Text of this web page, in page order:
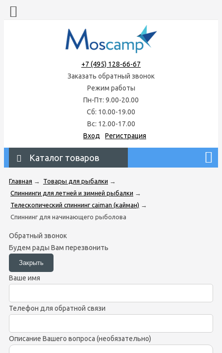
+7 (495) 128-66-67
Заказать обратный звонок
Режим работы
Пн-Пт: 9.00-20.00
Сб: 10.00-19.00
Вс: 12.00-17.00
Вход
Регистрация
Каталог товаров
Главная → Товары для рыбалки →
Спиннинги для летней и зимней рыбалки →
Телескопический спиннинг caiman (кайман) →
Спиннинг для начинающего рыболова
Обратный звонок
Будем рады Вам перезвонить
Ваше имя
Телефон для обратной связи
Описание Вашего вопроса (необязательно)